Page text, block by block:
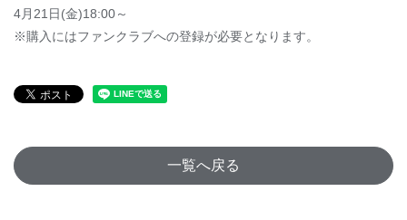
4月21日(金)18:00～
※購入にはファンクラブへの登録が必要となります。
一覧へ戻る